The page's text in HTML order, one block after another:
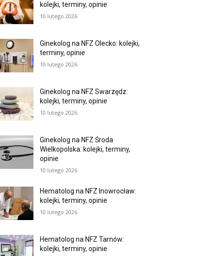
kolejki, terminy, opinie
10 lutego 2026
Ginekolog na NFZ Olecko: kolejki,
terminy, opinie
10 lutego 2026
Ginekolog na NFZ Swarzędz:
kolejki, terminy, opinie
10 lutego 2026
Ginekolog na NFZ Środa
Wielkopolska: kolejki, terminy,
opinie
10 lutego 2026
Hematolog na NFZ Inowrocław:
kolejki, terminy, opinie
10 lutego 2026
Hematolog na NFZ Tarnów:
kolejki, terminy, opinie